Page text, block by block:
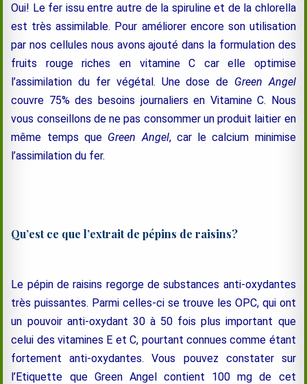
Oui! Le fer issu entre autre de la spiruline et de la chlorella
est très assimilable. Pour améliorer encore son utilisation
par nos cellules nous avons ajouté dans la formulation des
fruits rouge riches en vitamine C car elle optimise
l’assimilation du fer végétal. Une dose de Green Angel
couvre 75% des besoins journaliers en Vitamine C. Nous
vous conseillons de ne pas consommer un produit laitier en
même temps que Green Angel, car le calcium minimise
l’assimilation du fer.
Qu’est ce que l’extrait de pépins de raisins?
Le pépin de raisins regorge de substances anti-oxydantes
très puissantes. Parmi celles-ci se trouve les OPC, qui ont
un pouvoir anti-oxydant 30 à 50 fois plus important que
celui des vitamines E et C, pourtant connues comme étant
fortement anti-oxydantes. Vous pouvez constater sur
l’Etiquette que Green Angel contient 100 mg de cet